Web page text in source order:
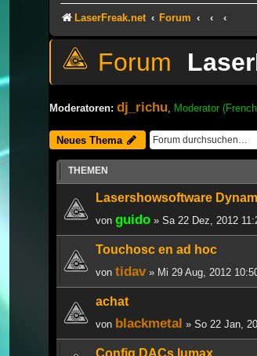
LaserFreak.net Forum
Moderatoren: dj_richu Moderator
Neues Thema
THEMEN
Lasershowsoftware
von guido » Sa 22 Dez, 2012
Touchosc en ad hoc
von tidav» Mi 29 Aug, 2012
achat
von blackmetal » So 22 Jan,
Config DACs lumax